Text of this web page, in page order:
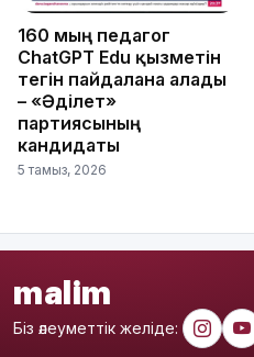
160 мың педагог
ChatGPT Edu қызметін
тегін пайдалана алады
– «Әділет»
партиясының
кандидаты
5 тамыз, 2026
malim
Біз әлеуметтік желіде: